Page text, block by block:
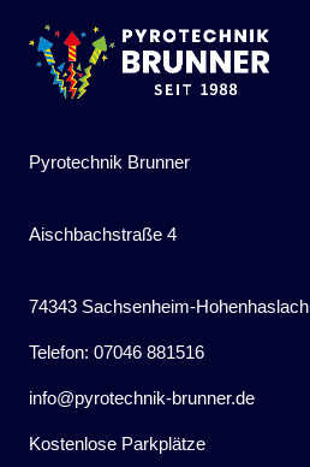
Pyrotechnik Brunner
Aischbachstraße 4
74343 Sachsenheim-Hohenhaslach
Telefon: 07046 881516
info@pyrotechnik-brunner.de
Kostenlose Parkplätze